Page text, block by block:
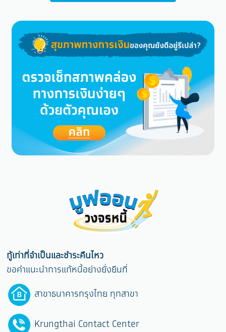
กู้เท่าที่จำเป็นและชำระคืนไหว
ขอคำแนะนำการแก้หนี้อย่างยั่งยืนที่
สาขาธนาคารกรุงไทย ทุกสาขา
Krungthai Contact Center